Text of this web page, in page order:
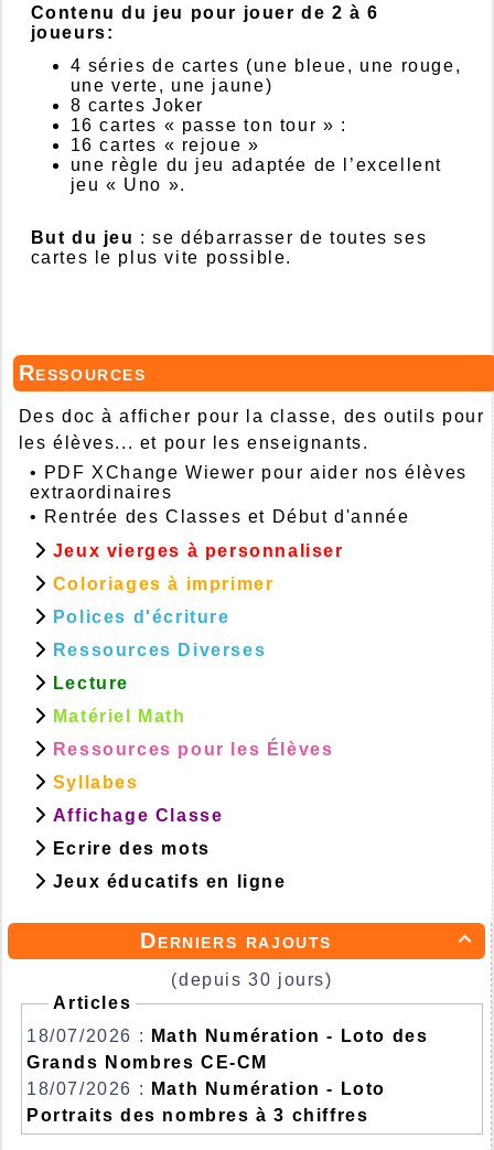

Derniers rajouts
(depuis 30 jours)
Articles
18/07/2026 :
Math Numération - Loto des
Grands Nombres CE-CM
18/07/2026 :
Math Numération - Loto
Portraits des nombres à 3 chiffres
Contenu du jeu pour jouer de 2 à 6
joueurs:
4 séries de cartes (une bleue, une rouge,
une verte, une jaune)
8 cartes Joker
16 cartes « passe ton tour » :
16 cartes « rejoue »
une règle du jeu adaptée de l’excellent
jeu « Uno ».
But du jeu : se débarrasser de toutes ses
cartes le plus vite possible.
Ressources
Des doc à afficher pour la classe, des outils pour
les élèves... et pour les enseignants.
• PDF XChange Wiewer pour aider nos élèves
extraordinaires
• Rentrée des Classes et Début d'année
Jeux vierges à personnaliser
Coloriages à imprimer
Polices d'écriture
Ressources Diverses
Lecture
Matériel Math
Ressources pour les Élèves
Syllabes
Affichage Classe
Ecrire des mots
Jeux éducatifs en ligne